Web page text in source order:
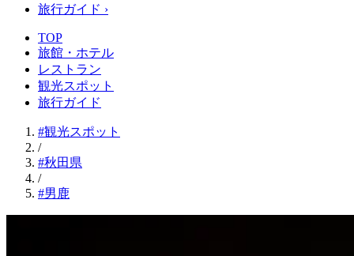
旅行ガイド ›
TOP
旅館・ホテル
レストラン
観光スポット
旅行ガイド
#観光スポット
/
#秋田県
/
#男鹿